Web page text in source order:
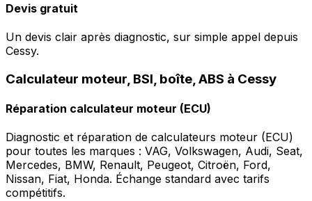
Devis gratuit
Un devis clair après diagnostic, sur simple appel depuis
Cessy.
Calculateur moteur, BSI, boîte, ABS à Cessy
Réparation calculateur moteur (ECU)
Diagnostic et réparation de calculateurs moteur (ECU)
pour toutes les marques : VAG, Volkswagen, Audi, Seat,
Mercedes, BMW, Renault, Peugeot, Citroën, Ford,
Nissan, Fiat, Honda. Échange standard avec tarifs
compétitifs.